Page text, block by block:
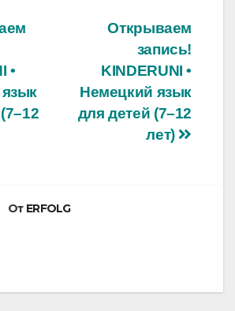
Открываем
запись!
KINDERUNI •
Немецкий язык
для детей (7–12
лет)
•
От ERFOLG